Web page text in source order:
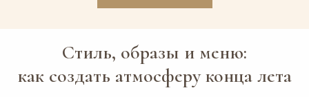
Стиль, образы и меню:
как создать атмосферу конца лета